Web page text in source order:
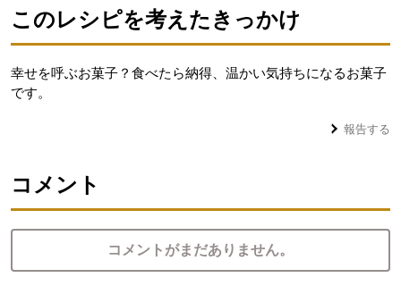
このレシピを考えたきっかけ
幸せを呼ぶお菓子？食べたら納得、温かい気持ちになるお菓子
です。
報告する
コメント
コメントがまだありません。